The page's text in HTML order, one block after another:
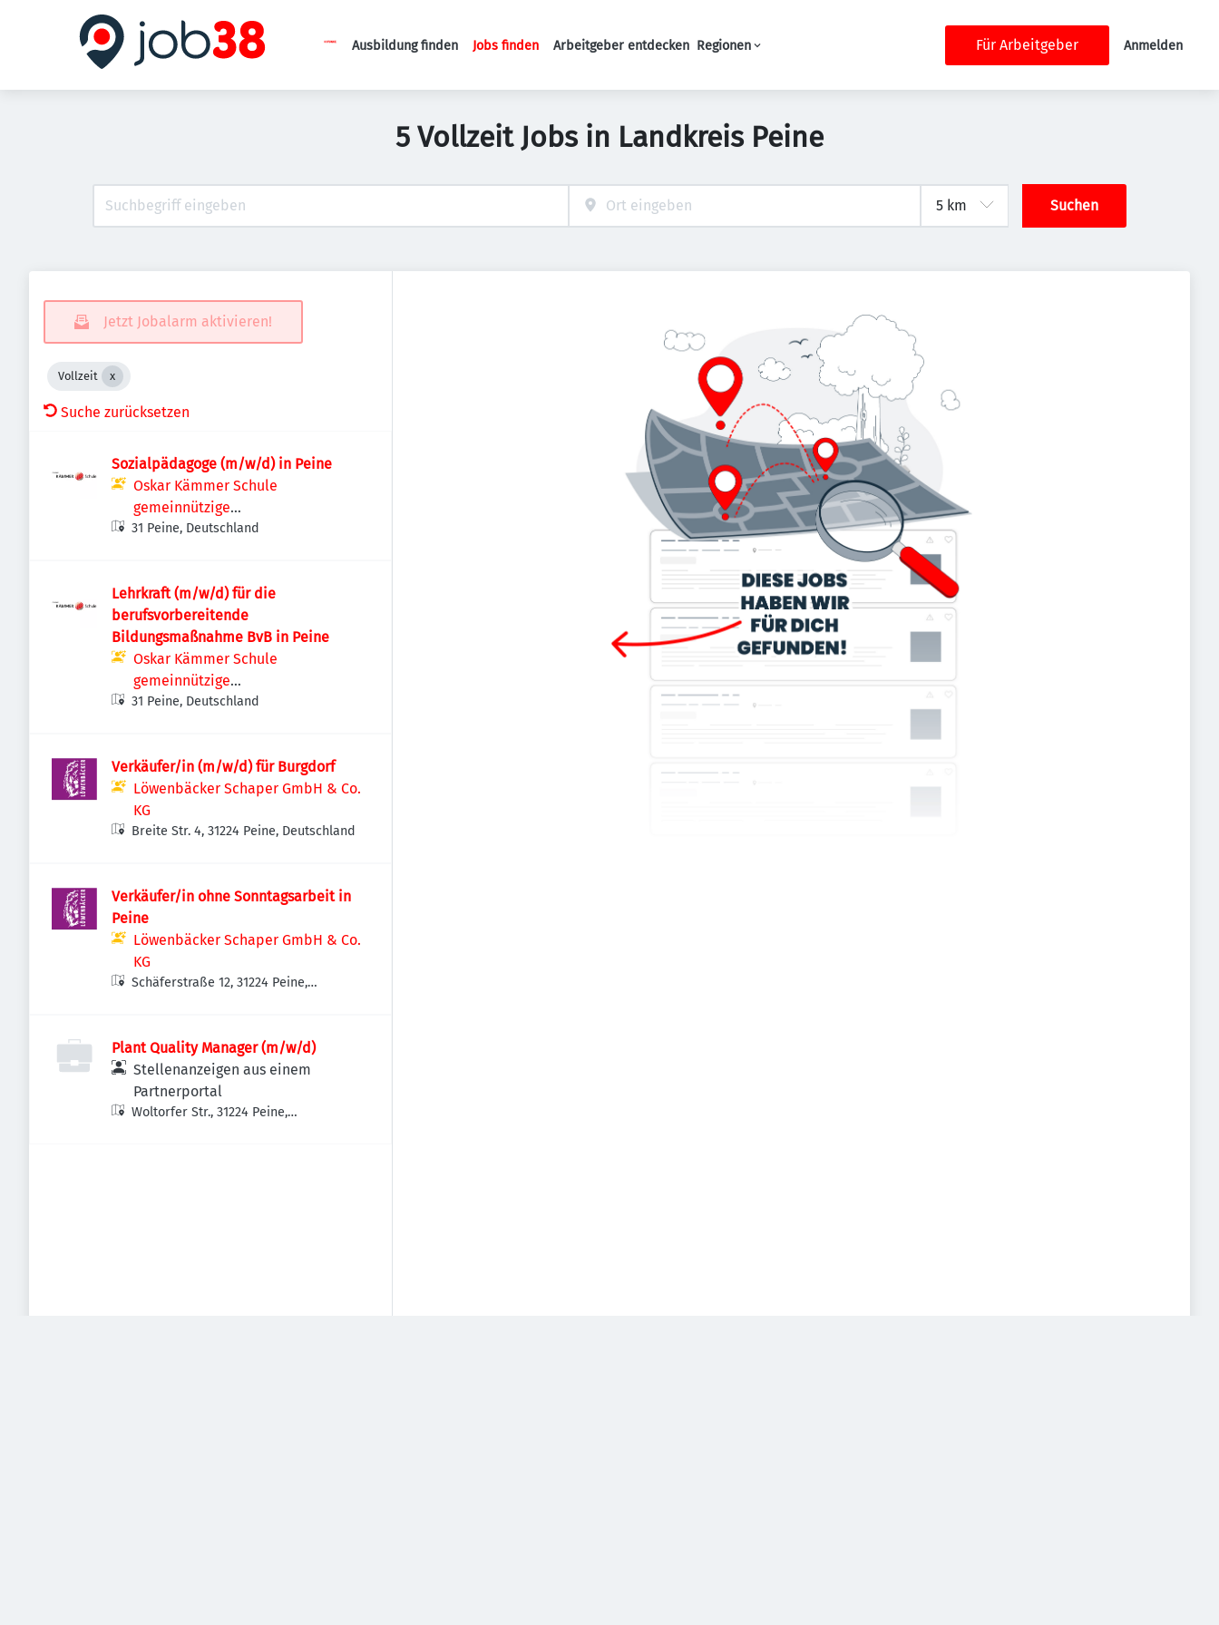
Haupt-Navigation
Ausbildung finden Jobs finden Arbeitgeber entdecken Regionen Für Arbeitgeber Anmelden
5 Vollzeit Jobs in Landkreis Peine
Suchen
Jetzt Jobalarm aktivieren!
Vollzeit
Suche zurücksetzen
Sozialpädagoge (m/w/d) in Peine
Oskar Kämmer Schule
gemeinnützige
Bildungsgesellschaft mbH
31 Peine, Deutschland
Lehrkraft (m/w/d) für die
berufsvorbereitende
Bildungsmaßnahme BvB in Peine
Oskar Kämmer Schule
gemeinnützige
Bildungsgesellschaft mbH
31 Peine, Deutschland
Verkäufer/in (m/w/d) für Burgdorf
Löwenbäcker Schaper GmbH & Co.
KG
Breite Str. 4, 31224 Peine, Deutschland
Verkäufer/in ohne Sonntagsarbeit in
Peine
Löwenbäcker Schaper GmbH & Co.
KG
Schäferstraße 12, 31224 Peine,
Plant Quality Manager (m/w/d)
Stellenanzeigen aus einem
Partnerportal
Woltorfer Str., 31224 Peine,